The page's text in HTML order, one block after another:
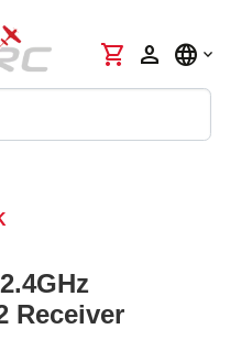
shopping_cart person language
Receiver